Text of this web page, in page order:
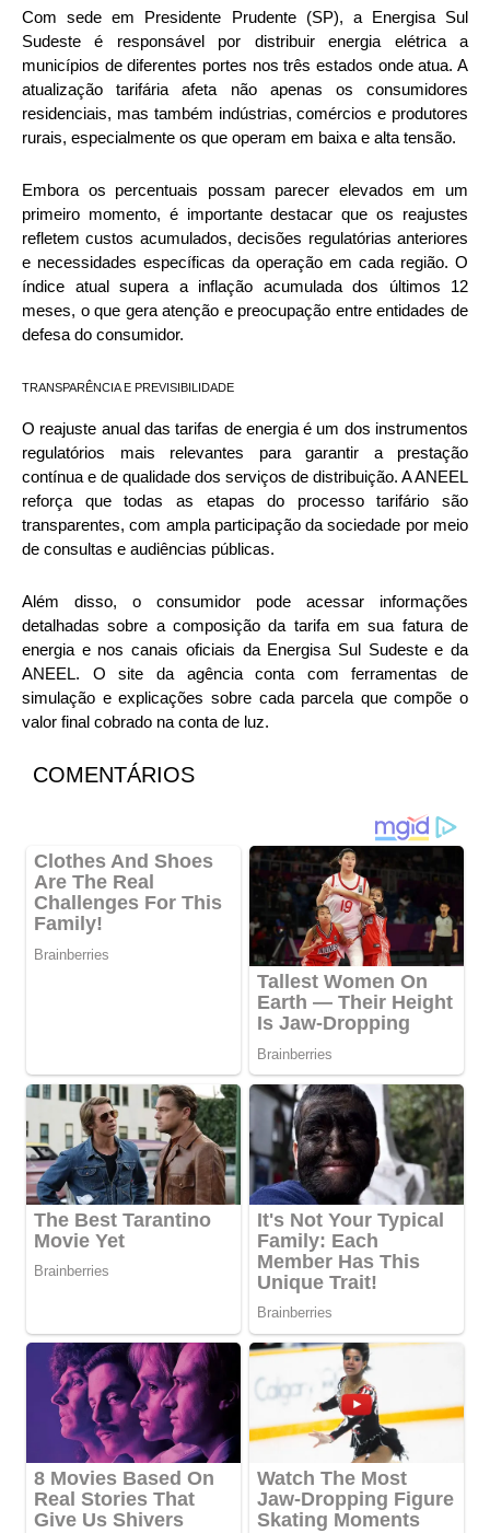
Com sede em Presidente Prudente (SP), a Energisa Sul
Sudeste é responsável por distribuir energia elétrica a
municípios de diferentes portes nos três estados onde atua. A
atualização tarifária afeta não apenas os consumidores
residenciais, mas também indústrias, comércios e produtores
rurais, especialmente os que operam em baixa e alta tensão.
Embora os percentuais possam parecer elevados em um
primeiro momento, é importante destacar que os reajustes
refletem custos acumulados, decisões regulatórias anteriores
e necessidades específicas da operação em cada região. O
índice atual supera a inflação acumulada dos últimos 12
meses, o que gera atenção e preocupação entre entidades de
defesa do consumidor.
TRANSPARÊNCIA E PREVISIBILIDADE
O reajuste anual das tarifas de energia é um dos instrumentos
regulatórios mais relevantes para garantir a prestação
contínua e de qualidade dos serviços de distribuição. A ANEEL
reforça que todas as etapas do processo tarifário são
transparentes, com ampla participação da sociedade por meio
de consultas e audiências públicas.
Além disso, o consumidor pode acessar informações
detalhadas sobre a composição da tarifa em sua fatura de
energia e nos canais oficiais da Energisa Sul Sudeste e da
ANEEL. O site da agência conta com ferramentas de
simulação e explicações sobre cada parcela que compõe o
valor final cobrado na conta de luz.
COMENTÁRIOS